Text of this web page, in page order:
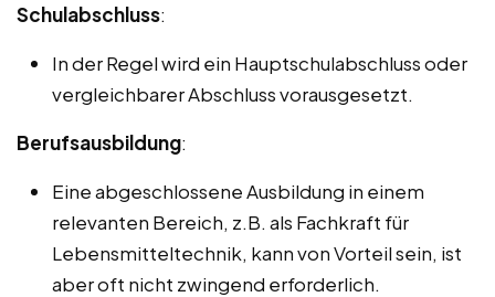
Schulabschluss:
In der Regel wird ein Hauptschulabschluss oder
vergleichbarer Abschluss vorausgesetzt.
Berufsausbildung:
Eine abgeschlossene Ausbildung in einem
relevanten Bereich, z.B. als Fachkraft für
Lebensmitteltechnik, kann von Vorteil sein, ist
aber oft nicht zwingend erforderlich.